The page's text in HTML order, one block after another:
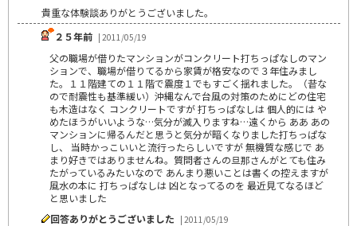
貴重な体験談ありがとうございました。
２５年前 | 2011/05/19
父の職場が借りたマンションがコンクリート打ちっぱなしのマン
ションで、職場が借りてるから家賃が格安なので３年住みまし
た。１１階建ての１１階で震度１でもすごく揺れました。（昔な
ので耐震性も基準緩い）沖縄なんで台風の対策のためにどの住宅
も木造はなく コンクリートですが 打ちっぱなしは 個人的には や
めたほうがいいような…気分が滅入りますね…遠くから ああ あの
マンションに帰るんだと思うと気分が暗くなりました打ちっぱな
し、 当時かっこいいと流行ったらしいですが 無機質な感じで あ
まり好きではありませんね。質問者さんの旦那さんがとても住み
たがっているみたいなので あんまり悪いことは書くの控えますが
風水の本に 打ちっぱなしは 凶となってるのを 最近見てなるほど
と思いました
回答ありがとうございました | 2011/05/19